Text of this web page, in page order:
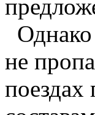
не
поездах